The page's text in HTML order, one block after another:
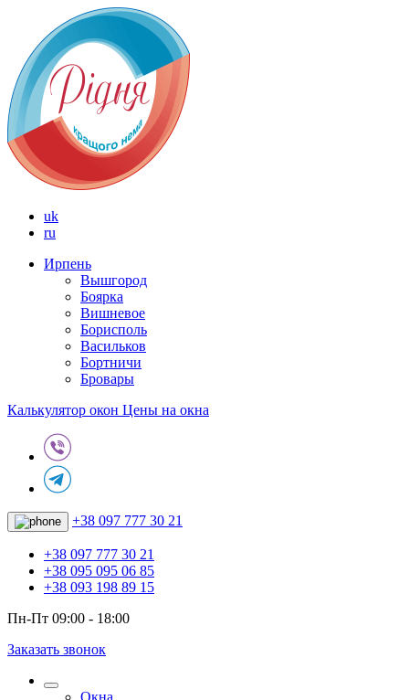
uk
ru
Ирпень
Вышгород
Боярка
Вишневое
Борисполь
Васильков
Бортничи
Бровары
Калькулятор окон Цены на окна
+38 097 777 30 21
+38 097 777 30 21
+38 095 095 06 85
+38 093 198 89 15
Пн-Пт 09:00 - 18:00
Заказать звонок
Окна